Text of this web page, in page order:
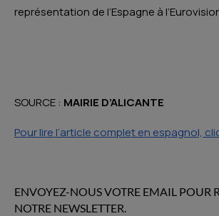
représentation de l’Espagne à
SOURCE : MAIRIE D’ALICANTE
Pour lire l’article complet en espagnol,
ENVOYEZ-NOUS VOTRE EMAIL POUR
NOTRE NEWSLETTER.